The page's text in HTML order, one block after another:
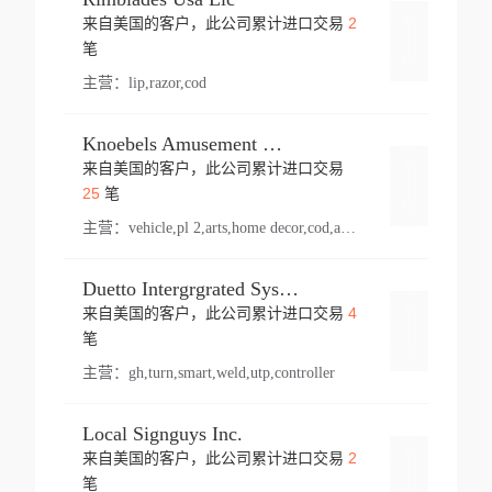
来自美国的客户，此公司累计进口交易 2
笔
主营： lip,razor,cod
Knoebels Amusement Resort
来自美国的客户，此公司累计进口交易
25笔
主营： vehicle,pl 2,arts,home decor,cod,amusement ride,sea
Duetto Intergrgrated Systems Inc.
来自美国的客户，此公司累计进口交易 4
笔
主营： gh,turn,smart,weld,utp,controller
Local Signguys Inc.
来自美国的客户，此公司累计进口交易 2
笔